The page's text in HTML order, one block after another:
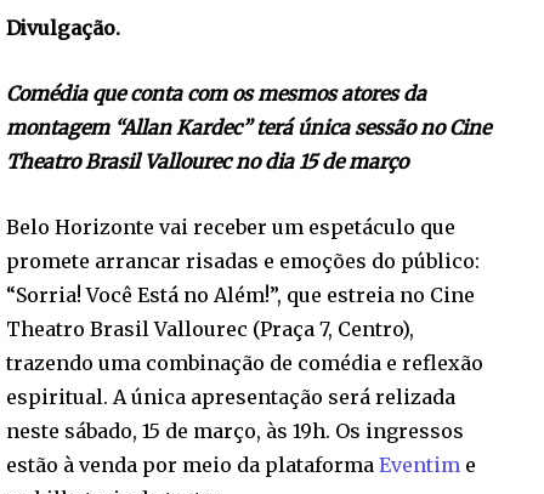
Divulgação.
Comédia que conta com os mesmos atores da
montagem “Allan Kardec” terá única sessão no Cine
Theatro Brasil Vallourec no dia 15 de março
Belo Horizonte vai receber um espetáculo que
promete arrancar risadas e emoções do público:
“Sorria! Você Está no Além!”, que estreia no Cine
Theatro Brasil Vallourec (Praça 7, Centro),
trazendo uma combinação de comédia e reflexão
espiritual. A única apresentação será relizada
neste sábado, 15 de março, às 19h. Os ingressos
estão à venda por meio da plataforma Eventim e